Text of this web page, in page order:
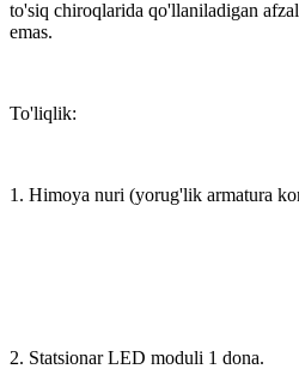
to'siq chiroqlarida qo'llaniladigan
emas.
To'liqlik:
1. Himoya nuri (yorug'lik armatura
2. Statsionar LED moduli 1 dona.